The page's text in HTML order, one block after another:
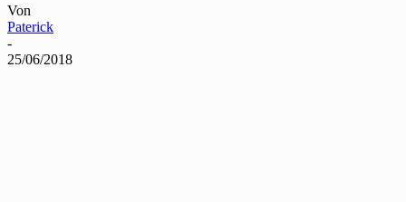
Von
Paterick
-
25/06/2018